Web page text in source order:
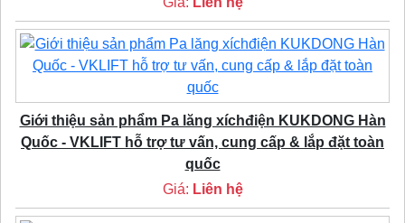
Giới thiệu sản phẩm Pa lăng xíchđiện KUKDONG Hàn
Quốc - VKLIFT hỗ trợ tư vấn, cung cấp & lắp đặt toàn
quốc
Giá: Liên hệ